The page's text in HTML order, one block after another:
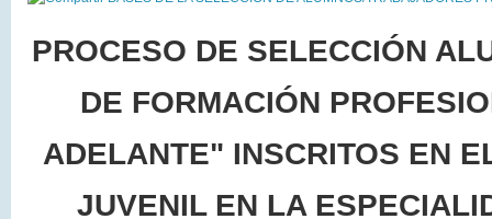
PROCESO DE SELECCIÓN
DE FORMACIÓN
ADELANTE" INSCRITOS EN
JUVENIL EN LA